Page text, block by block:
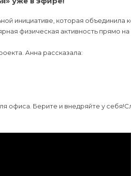
инициативе, которая объединила
физическая активность прямо
Анна рассказала:
офиса. Берите и внедряйте у